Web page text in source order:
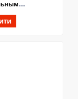
мм (белая)